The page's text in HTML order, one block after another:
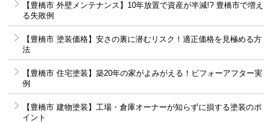
【豊橋市 外壁メンテナンス】10年放置で資産が半減!? 豊橋市で増え
る失敗例
【豊橋市 塗装価格】安さの裏に潜むリスク！適正価格を見極める方
法
【豊橋市 住宅塗装】築20年の家がよみがえる！ビフォーアフター実
例
【豊橋市 建物塗装】工場・倉庫オーナーが知らずに損する塗装のポ
イント